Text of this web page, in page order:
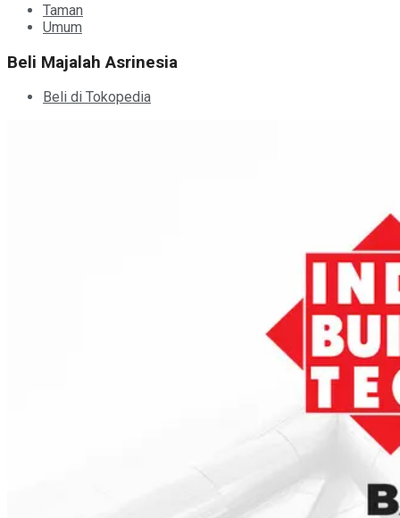
Taman
Umum
Beli Majalah Asrinesia
Beli di Tokopedia